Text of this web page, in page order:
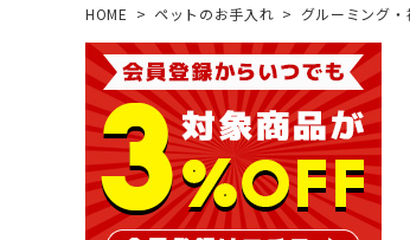
HOME ペットのお手入れ グルーミング・